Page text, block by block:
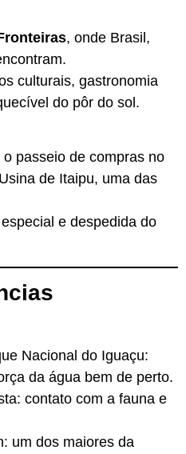
, onde Brasil,
culturais, gastronomia
do pôr do sol.
passeio de compras no
de Itaipu, uma das
e despedida do
Nacional do Iguaçu:
da água bem de perto.
contato com a fauna e
um dos maiores da